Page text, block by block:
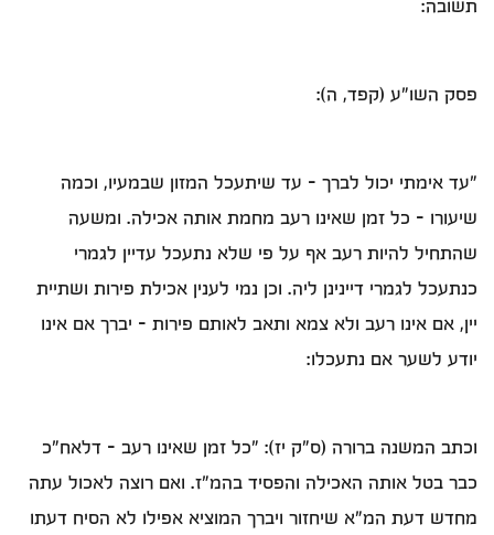
פסק השו"ע (קפד, ה):
"עד אימתי יכול לברך - עד שיתעכל המזון שבמעיו, וכמה
שיעורו - כל זמן שאינו רעב מחמת אותה אכילה. ומשעה
שהתחיל להיות רעב אף על פי שלא נתעכל עדיין לגמרי
כנתעכל לגמרי דיינינן ליה. וכן נמי לענין אכילת פירות ושתיית
יין, אם אינו רעב ולא צמא ותאב לאותם פירות - יברך אם אינו
יודע לשער אם נתעכלו:
וכתב המשנה ברורה (ס"ק יז): "כל זמן שאינו רעב - דלאח"כ
כבר בטל אותה האכילה והפסיד בהמ"ז. ואם רוצה לאכול עתה
מחדש דעת המ"א שיחזור ויברך המוציא אפילו לא הסיח דעתו